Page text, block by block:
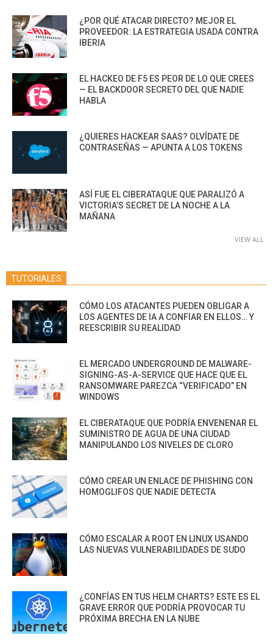
¿POR QUÉ ATACAR DIRECTO? MEJOR EL
PROVEEDOR: LA ESTRATEGIA USADA CONTRA
IBERIA
EL HACKEO DE F5 ES PEOR DE LO QUE CREES
— EL BACKDOOR SECRETO DEL QUE NADIE
HABLA
¿QUIERES HACKEAR SAAS? OLVÍDATE DE
CONTRASEÑAS — APUNTA A LOS TOKENS
ASÍ FUE EL CIBERATAQUE QUE PARALIZÓ A
VICTORIA’S SECRET DE LA NOCHE A LA
MAÑANA
VIEW ALL
TUTORIALES
CÓMO LOS ATACANTES PUEDEN OBLIGAR A
LOS AGENTES DE IA A CONFIAR EN ELLOS… Y
REESCRIBIR SU REALIDAD
EL MERCADO UNDERGROUND DE MALWARE-
SIGNING-AS-A-SERVICE QUE HACE QUE EL
RANSOMWARE PAREZCA “VERIFICADO” EN
WINDOWS
EL CIBERATAQUE QUE PODRÍA ENVENENAR EL
SUMINISTRO DE AGUA DE UNA CIUDAD
MANIPULANDO LOS NIVELES DE CLORO
CÓMO CREAR UN ENLACE DE PHISHING CON
HOMOGLIFOS QUE NADIE DETECTA
CÓMO ESCALAR A ROOT EN LINUX USANDO
LAS NUEVAS VULNERABILIDADES DE SUDO
¿CONFÍAS EN TUS HELM CHARTS? ESTE ES EL
GRAVE ERROR QUE PODRÍA PROVOCAR TU
PRÓXIMA BRECHA EN LA NUBE